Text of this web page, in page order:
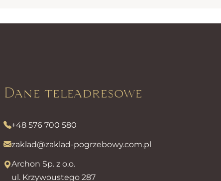
Dane teleadresowe
+48 576 700 580
zaklad@zaklad-pogrzebowy.com.pl
Archon Sp. z o.o.
ul. Krzywoustego 287